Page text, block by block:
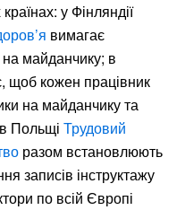
у Фінляндії
вимагає
на майданчику; в
щоб кожен працівник
на майданчику та
Польщі Трудовий
разом встановлюють
записів інструктажу
по всій Європі